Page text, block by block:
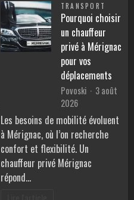
TRANSPORT
Pourquoi choisir
un chauffeur
privé à Mérignac
pour vos
déplacements
Povoski
3 août
2026
Les besoins de mobilité évoluent
à Mérignac, où l’on recherche
confort et flexibilité. Un
chauffeur privé Mérignac
répond…